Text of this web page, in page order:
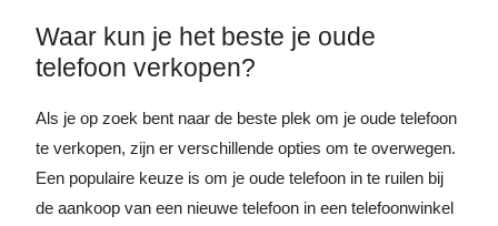
Waar kun je het beste je oude
telefoon verkopen?
Als je op zoek bent naar de beste plek om je oude telefoon
te verkopen, zijn er verschillende opties om te overwegen.
Een populaire keuze is om je oude telefoon in te ruilen bij
de aankoop van een nieuwe telefoon in een telefoonwinkel